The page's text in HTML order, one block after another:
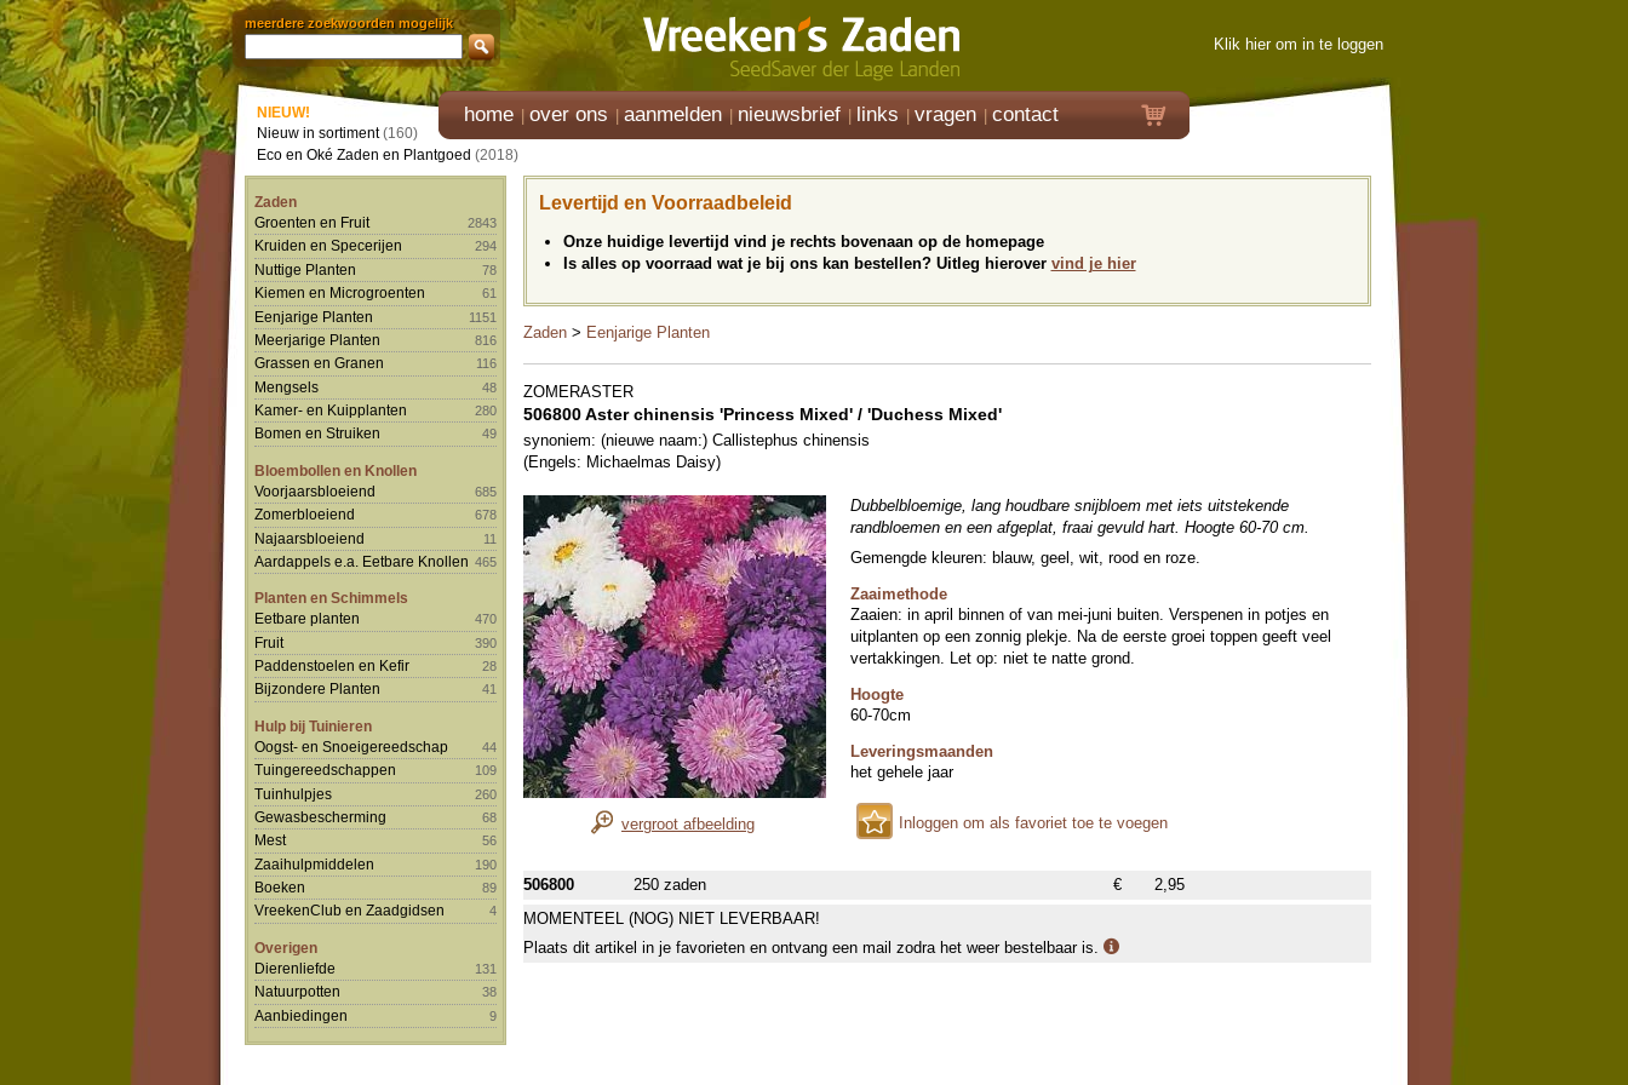
meerdere zoekwoorden mogelijk
Klik hier om in te loggen
home over ons aanmelden nieuwsbrief links vragen contact
NIEUW!
Nieuw in sortiment(160)
Eco en Oké Zaden en Plantgoed (2018)
Zaden
Groenten en Fruit
2843
Kruiden en Specerijen 294
Nuttige Planten 78
Kiemen en Microgroenten 61
Eenjarige Planten 1151
Meerjarige Planten 816
Grassen en Granen 116
Mengsels 48
Kamer- en Kuipplanten 280
Bomen en Struiken 49
Bloembollen en Knollen
Voorjaarsbloeiend
685
Zomerbloeiend 678
Najaarsbloeiend 11
Aardappels e.a. Eetbare Knollen 465
Planten en Schimmels
Eetbare planten
470
Fruit 390
Paddenstoelen en Kefir 28
Bijzondere Planten 41
Hulp bij Tuinieren
Oogst- en Snoeigereedschap
44
Tuingereedschappen 109
Tuinhulpjes 260
Gewasbescherming 68
Mest 56
Zaaihulpmiddelen 190
Boeken 89
VreekenClub en Zaadgidsen 4
Overigen
Dierenliefde
131
Natuurpotten 38
Aanbiedingen 9
Levertijd en Voorraadbeleid
Onze huidige levertijd vind je rechts bovenaan op de homepage
Is alles op voorraad wat je bij ons kan bestellen? Uitleg hierover vind je hier
Zaden > Eenjarige Planten
ZOMERASTER
506800 Aster chinensis 'Princess Mixed' / 'Duchess Mixed'
synoniem: (nieuwe naam:) Callistephus chinensis
(Engels: Michaelmas Daisy)
vergroot afbeelding
Dubbelbloemige, lang houdbare snijbloem met iets uitstekende
randbloemen en een afgeplat, fraai gevuld hart. Hoogte 60-70 cm.
Gemengde kleuren: blauw, geel, wit, rood en roze.
Zaaimethode
Zaaien: in april binnen of van mei-juni buiten. Verspenen in potjes en
uitplanten op een zonnig plekje. Na de eerste groei toppen geeft veel
vertakkingen. Let op: niet te natte grond.
Hoogte
60-70cm
Leveringsmaanden
het gehele jaar
Inloggen om als favoriet toe te voegen
506800 250 zaden €
2,95
MOMENTEEL (NOG) NIET LEVERBAAR!
Plaats dit artikel in je favorieten en ontvang een mail zodra het weer bestelbaar is.